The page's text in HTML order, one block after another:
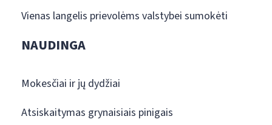
Vienas langelis prievolėms valstybei sumokėti
NAUDINGA
Mokesčiai ir jų dydžiai
Atsiskaitymas grynaisiais pinigais